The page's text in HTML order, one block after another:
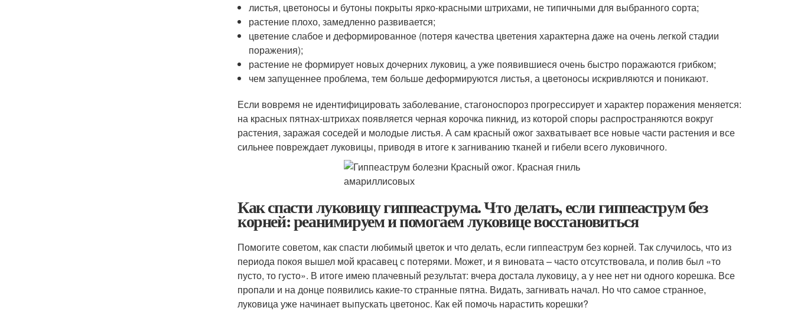
листья, цветоносы и бутоны покрыты ярко-красными штрихами, не типичными для выбранного сорта;
растение плохо, замедленно развивается;
цветение слабое и деформированное (потеря качества цветения характерна даже на очень легкой стадии
поражения);
растение не формирует новых дочерних луковиц, а уже появившиеся очень быстро поражаются грибком;
чем запущеннее проблема, тем больше деформируются листья, а цветоносы искривляются и поникают.
Если вовремя не идентифицировать заболевание, стагоноспороз прогрессирует и характер поражения меняется:
на красных пятнах-штрихах появляется черная корочка пикнид, из которой споры распространяются вокруг
растения, заражая соседей и молодые листья. А сам красный ожог захватывает все новые части растения и все
сильнее повреждает луковицы, приводя в итоге к загниванию тканей и гибели всего луковичного.
Как спасти луковицу гиппеаструма. Что делать, если гиппеаструм без
корней: реанимируем и помогаем луковице восстановиться
Помогите советом, как спасти любимый цветок и что делать, если гиппеаструм без корней. Так случилось, что из
периода покоя вышел мой красавец с потерями. Может, и я виновата – часто отсутствовала, и полив был «то
пусто, то густо». В итоге имею плачевный результат: вчера достала луковицу, а у нее нет ни одного корешка. Все
пропали и на донце появились какие-то странные пятна. Видать, загнивать начал. Но что самое странное,
луковица уже начинает выпускать цветонос. Как ей помочь нарастить корешки?